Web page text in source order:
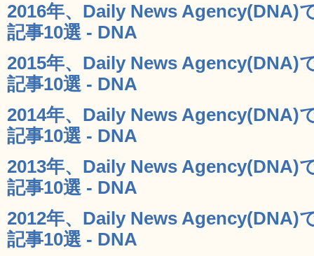
2016年、Daily News Agency(DNA)
記事10選 - DNA
2015年、Daily News Agency(DNA)
記事10選 - DNA
2014年、Daily News Agency(DNA)
記事10選 - DNA
2013年、Daily News Agency(DNA)
記事10選 - DNA
2012年、Daily News Agency(DNA)
記事10選 - DNA